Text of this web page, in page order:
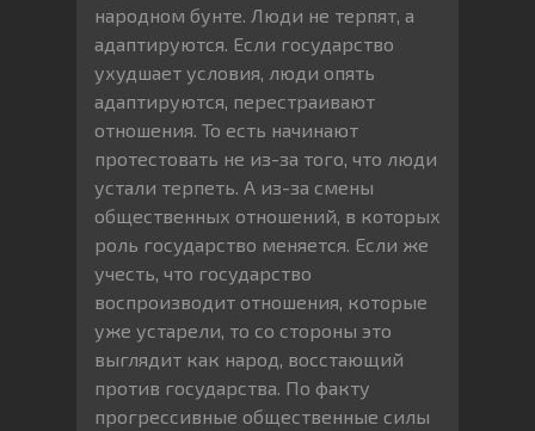
народном бунте. Люди не терпят, а
адаптируются. Если государство
ухудшает условия, люди опять
адаптируются, перестраивают
отношения. То есть начинают
протестовать не из-за того, что люди
устали терпеть. А из-за смены
общественных отношений, в которых
роль государство меняется. Если же
учесть, что государство
воспроизводит отношения, которые
уже устарели, то со стороны это
выглядит как народ, восстающий
против государства. По факту
прогрессивные общественные силы